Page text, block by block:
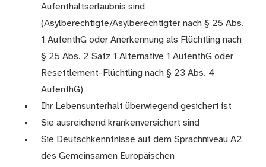
Aufenthaltserlaubnis sind
(Asylberechtigte/Asylberechtigter nach § 25 Abs.
1 AufenthG oder Anerkennung als Flüchtling nach
§ 25 Abs. 2 Satz 1 Alternative 1 AufenthG oder
Resettlement-Flüchtling nach § 23 Abs. 4
AufenthG)
Ihr Lebensunterhalt überwiegend gesichert ist
Sie ausreichend krankenversichert sind
Sie Deutschkenntnisse auf dem Sprachniveau A2
des Gemeinsamen Europäischen